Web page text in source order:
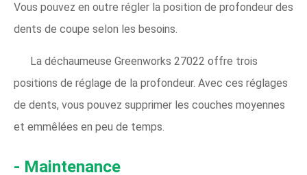
Vous pouvez en outre régler la position de profondeur des
dents de coupe selon les besoins.
La déchaumeuse Greenworks 27022 offre trois
positions de réglage de la profondeur. Avec ces réglages
de dents, vous pouvez supprimer les couches moyennes
et emmêlées en peu de temps.
- Maintenance